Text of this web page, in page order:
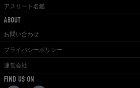
アスリート名鑑
ABOUT
お問い合わせ
プライバシーポリシー
運営会社
FIND US ON